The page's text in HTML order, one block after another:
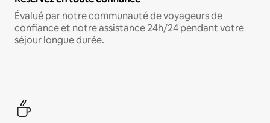
Évalué par notre communauté de voyageurs de
confiance et notre assistance 24h/24 pendant votre
séjour longue durée.